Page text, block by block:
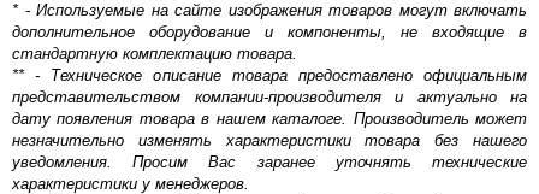
* - Используемые на сайте изображения товаров могут включать
дополнительное оборудование и компоненты, не входящие в
стандартную комплектацию товара.
** - Техническое описание товара предоставлено официальным
представительством компании-производителя и актуально на
дату появления товара в нашем каталоге. Производитель может
незначительно изменять характеристики товара без нашего
уведомления. Просим Вас заранее уточнять технические
характеристики у менеджеров.